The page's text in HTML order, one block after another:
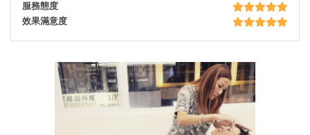
服務態度
效果滿意度